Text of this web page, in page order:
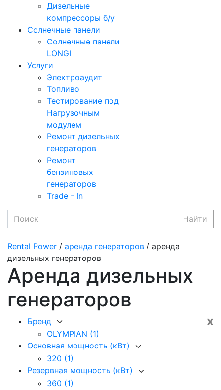
Дизельные
компрессоры б/у
Солнечные панели
Солнечные панели
LONGI
Услуги
Электроаудит
Топливо
Тестирование под
Нагрузочным
модулем
Ремонт дизельных
генераторов
Ремонт
бензиновых
генераторов
Trade - In
Найти
Rental Power / аренда генераторов / аренда
дизельных генераторов
Аренда дизельных
генераторов
x
Бренд
OLYMPIAN (1)
Основная мощность (кВт)
320 (1)
Резервная мощность (кВт)
360 (1)